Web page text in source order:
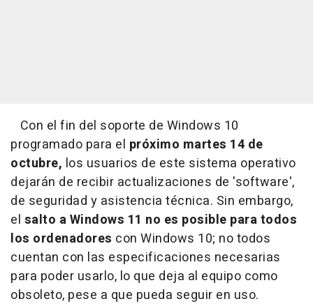
Con el fin del soporte de Windows 10
programado para el próximo martes 14 de
octubre, los usuarios de este sistema operativo
dejarán de recibir actualizaciones de 'software',
de seguridad y asistencia técnica. Sin embargo,
el salto a Windows 11 no es posible para todos
los ordenadores con Windows 10; no todos
cuentan con las especificaciones necesarias
para poder usarlo, lo que deja al equipo como
obsoleto, pese a que pueda seguir en uso.